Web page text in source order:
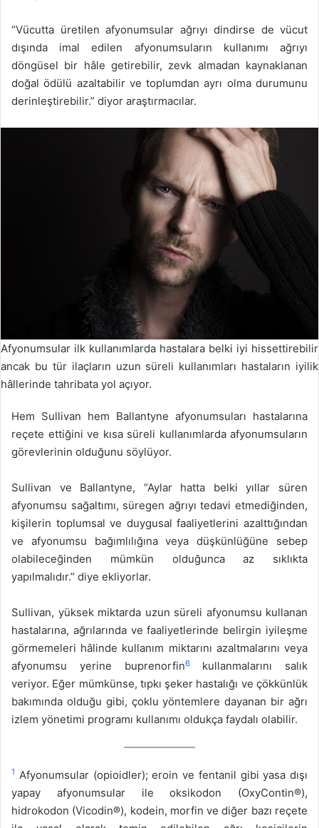
“Vücutta üretilen afyonumsular ağrıyı dindirse de vücut
dışında imal edilen afyonumsuların kullanımı ağrıyı
döngüsel bir hâle getirebilir, zevk almadan kaynaklanan
doğal ödülü azaltabilir ve toplumdan ayrı olma durumunu
derinleştirebilir.” diyor araştırmacılar.
Afyonumsular ilk kullanımlarda hastalara belki iyi hissettirebilir
ancak bu tür ilaçların uzun süreli kullanımları hastaların iyilik
hâllerinde tahribata yol açıyor.
Hem Sullivan hem Ballantyne afyonumsuları hastalarına
reçete ettiğini ve kısa süreli kullanımlarda afyonumsuların
görevlerinin olduğunu söylüyor.
Sullivan ve Ballantyne, “Aylar hatta belki yıllar süren
afyonumsu sağaltımı, süregen ağrıyı tedavi etmediğinden,
kişilerin toplumsal ve duygusal faaliyetlerini azalttığından
ve afyonumsu bağımlılığına veya düşkünlüğüne sebep
olabileceğinden mümkün olduğunca az sıklıkta
yapılmalıdır.” diye ekliyorlar.
Sullivan, yüksek miktarda uzun süreli afyonumsu kullanan
hastalarına, ağrılarında ve faaliyetlerinde belirgin iyileşme
görmemeleri hâlinde kullanım miktarını azaltmalarını veya
afyonumsu yerine buprenorfin6kullanmalarını salık
veriyor. Eğer mümkünse, tıpkı şeker hastalığı ve çökkünlük
bakımında olduğu gibi, çoklu yöntemlere dayanan bir ağrı
izlem yönetimi programı kullanımı oldukça faydalı olabilir.
1 Afyonumsular (opioidler); eroin ve fentanil gibi yasa dışı
yapay afyonumsular ile oksikodon (OxyContin®),
hidrokodon (Vicodin®), kodein, morfin ve diğer bazı reçete